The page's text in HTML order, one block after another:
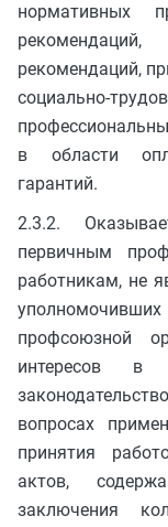
нормативных
рекомендаций,
социально-
в области
гарантий.
2.3.2.
первичным
работникам, не
профсоюзной
интересов в
вопросах
принятия
актов,
заключения